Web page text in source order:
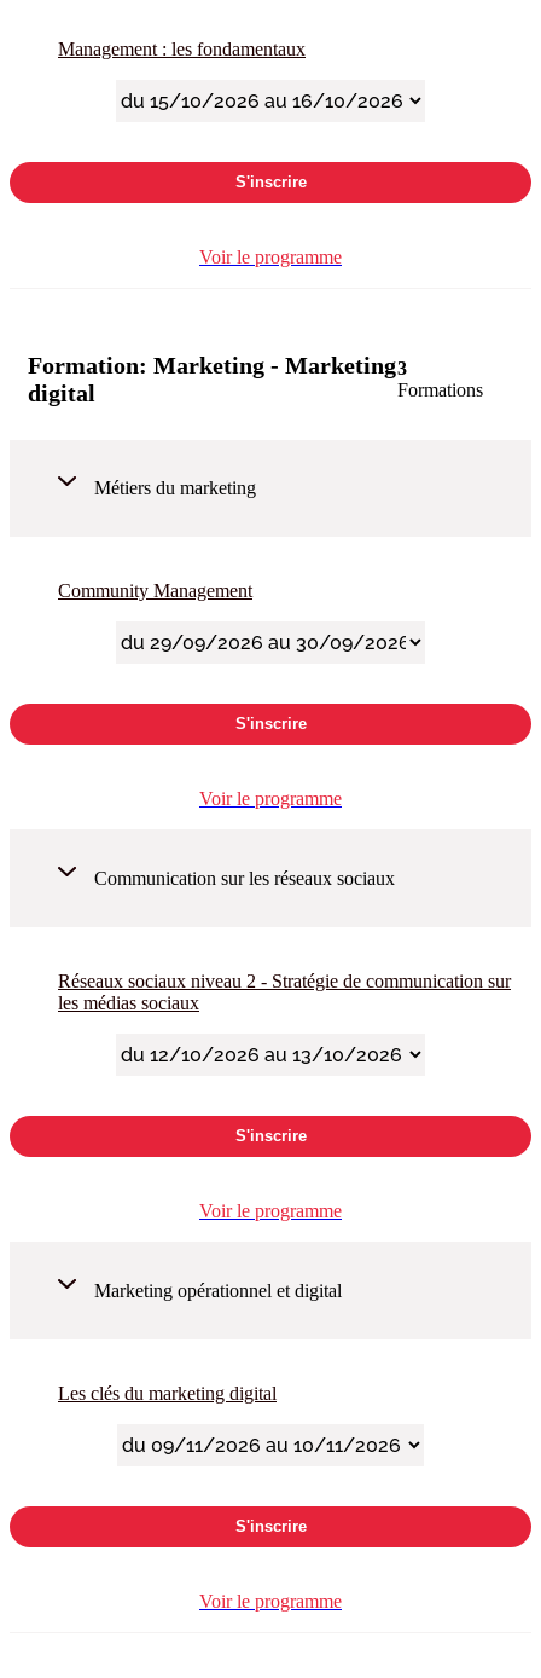
Management : les fondamentaux
S'inscrire
Voir le programme
Formation: Marketing - Marketing
digital
3
Formations
Métiers du marketing
Community Management
S'inscrire
Voir le programme
Communication sur les réseaux sociaux
Réseaux sociaux niveau 2 - Stratégie de communication sur
les médias sociaux
S'inscrire
Voir le programme
Marketing opérationnel et digital
Les clés du marketing digital
S'inscrire
Voir le programme